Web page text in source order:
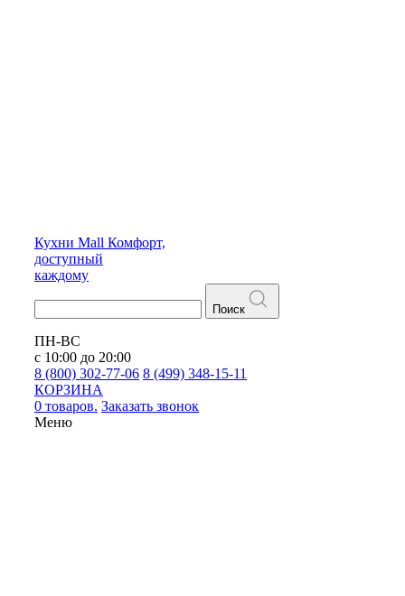
Кухни Mall Комфорт,
доступный
каждому
Поиск
ПН-ВС
с 10:00 до 20:00
8 (800) 302-77-06 8 (499) 348-15-11
КОРЗИНА
0 товаров. Заказать звонок
Меню